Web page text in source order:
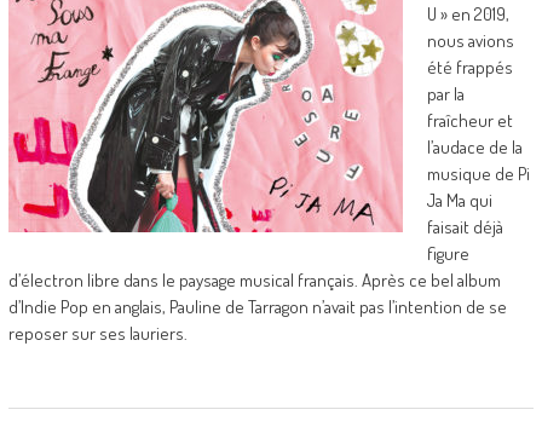
U » en 2019,
nous avions
été frappés
par la
fraîcheur et
l’audace de la
musique de Pi
Ja Ma qui
faisait déjà
figure
d’électron libre dans le paysage musical français. Après ce bel album
d’Indie Pop en anglais, Pauline de Tarragon n’avait pas l’intention de se
reposer sur ses lauriers.